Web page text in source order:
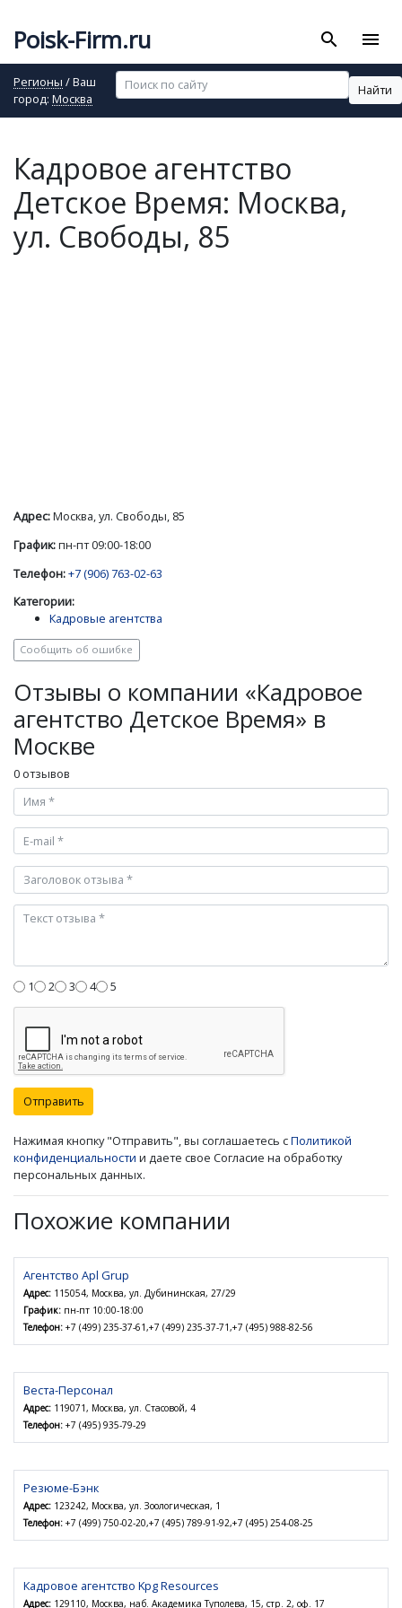
Poisk-Firm.ru search menu
Регионы / Ваш
город: Москва
Найти
Кадровое агентство
Детское Время: Москва,
ул. Свободы, 85
Адрес:Москва, ул. Свободы, 85
График:пн-пт 09:00-18:00
Телефон:+7 (906) 763-02-63
Категории:
Кадровые агентства
Сообщить об ошибке
Отзывы о компании «Кадровое
агентство Детское Время» в
Москве
0 отзывов
1 2 3 4 5
Отправить
Нажимая кнопку "Отправить", вы соглашаетесь сПолитикой
конфиденциальности и даете свое Согласие на обработку
персональных данных.
Похожие компании
Агентство Apl Grup
Адрес: 115054, Москва, ул. Дубининская, 27/29
График: пн-пт 10:00-18:00
Телефон: +7 (499) 235-37-61,+7 (499) 235-37-71,+7 (495) 988-82-56
Веста-Персонал
Адрес: 119071, Москва, ул. Стасовой, 4
Телефон: +7 (495) 935-79-29
Резюме-Бэнк
Адрес: 123242, Москва, ул. Зоологическая, 1
Телефон: +7 (499) 750-02-20,+7 (495) 789-91-92,+7 (495) 254-08-25
Кадровое агентство Kpg Resources
Адрес: 129110, Москва, наб. Академика Туполева, 15, стр. 2, оф. 17